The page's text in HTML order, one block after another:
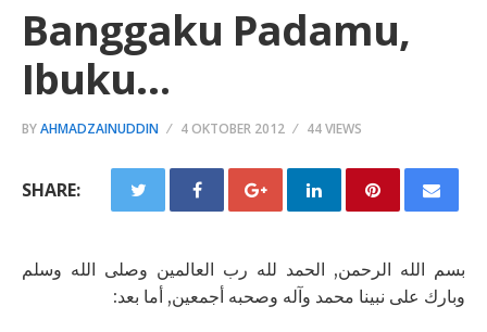
Banggaku Padamu,
Ibuku…
BYAHMADZAINUDDIN 4 OKTOBER 2012 44 VIEWS
SHARE:
بسم الله الرحمن, الحمد لله رب العالمين وصلى الله وسلم
وبارك على نبينا محمد وآله وصحبه أجمعين, أما بعد: